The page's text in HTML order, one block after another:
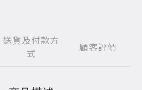
送貨及付款方
式
顧客評價